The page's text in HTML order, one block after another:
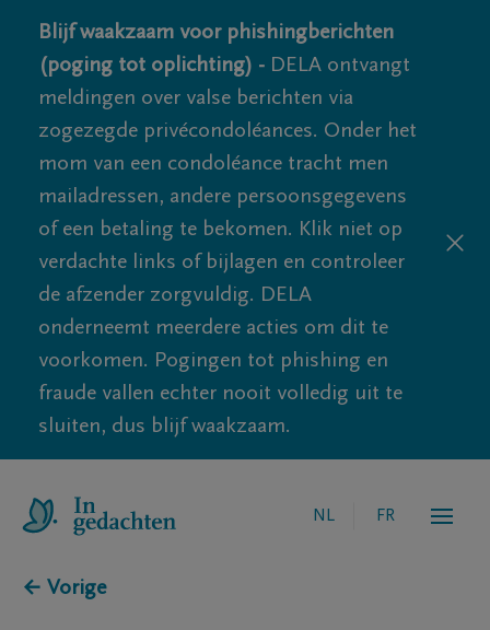
Blijf waakzaam voor phishingberichten
(poging tot oplichting) - DELA ontvangt
meldingen over valse berichten via
zogezegde privécondoléances. Onder het
mom van een condoléance tracht men
mailadressen, andere persoonsgegevens
of een betaling te bekomen. Klik niet op
verdachte links of bijlagen en controleer
de afzender zorgvuldig. DELA
onderneemt meerdere acties om dit te
voorkomen. Pogingen tot phishing en
fraude vallen echter nooit volledig uit te
sluiten, dus blijf waakzaam.
NL FR
← Vorige